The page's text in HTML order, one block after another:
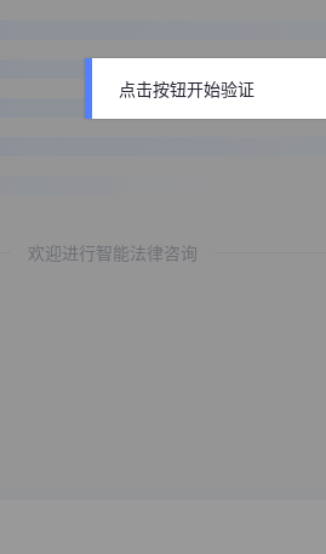
欢迎进行智能法律咨询
点击按钮开始验证